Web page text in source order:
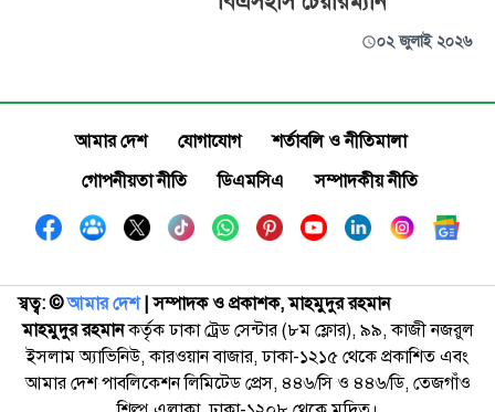
০২ জুলাই ২০২৬
আমার দেশ যোগাযোগ
শর্তাবলি ও নীতিমালা
গোপনীয়তা নীতি
ডিএমসিএ সম্পাদকীয় নীতি
স্বত্ব: ©️আমার দেশ| সম্পাদক ও প্রকাশক, মাহমুদুর রহমান
মাহমুদুর রহমানকর্তৃক ঢাকা ট্রেড সেন্টার (৮ম ফ্লোর), ৯৯, কাজী নজরুল
ইসলাম অ্যাভিনিউ, কারওয়ান বাজার, ঢাকা-১২১৫ থেকে প্রকাশিত এবং
আমার দেশ পাবলিকেশন লিমিটেড প্রেস, ৪৪৬/সি ও ৪৪৬/ডি, তেজগাঁও